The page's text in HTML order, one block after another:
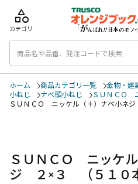
category
カテゴリ
ホーム 商品カテゴリ一覧 金物・建
小ねじ
ナベ頭小ねじ
ＳＵＮＣＯ
ＳＵＮＣＯ ニッケル（＋）ナベ小ネ
ＳＵＮＣＯ ニッケ
ジ ２×３ （５１０